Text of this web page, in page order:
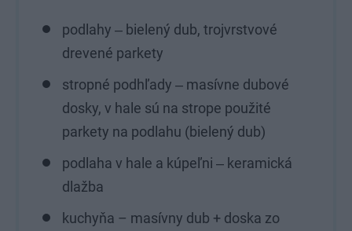
podlahy ‒ bielený dub, trojvrstvové
drevené parkety
stropné podhľady ‒ masívne dubové
dosky, v hale sú na strope použité
parkety na podlahu (bielený dub)
podlaha v hale a kúpeľni ‒ keramická
dlažba
kuchyňa – masívny dub + doska zo